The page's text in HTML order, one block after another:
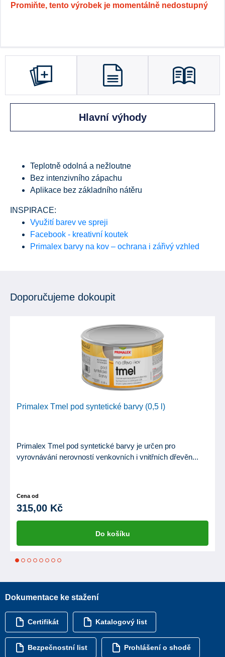
Promiňte, tento výrobek je momentálně nedostupný
Hlavní výhody
Teplotně odolná a nežloutne
Bez intenzivního zápachu
Aplikace bez základního nátěru
INSPIRACE:
Využití barev ve spreji
Facebook - kreativní koutek
Primalex barvy na kov – ochrana i zářivý vzhled
Doporučujeme dokoupit
Primalex Tmel pod syntetické barvy (0,5 l)
Primalex Tmel pod syntetické barvy je určen pro
vyrovnávání nerovností venkovních i vnitřních dřevěn...
Cena od
315,00 Kč
Do košíku
1 2 3 4 5 6 7
Dokumentace ke stažení
Certifikát Katalogový list
Bezpečnostní list Prohlášení o shodě